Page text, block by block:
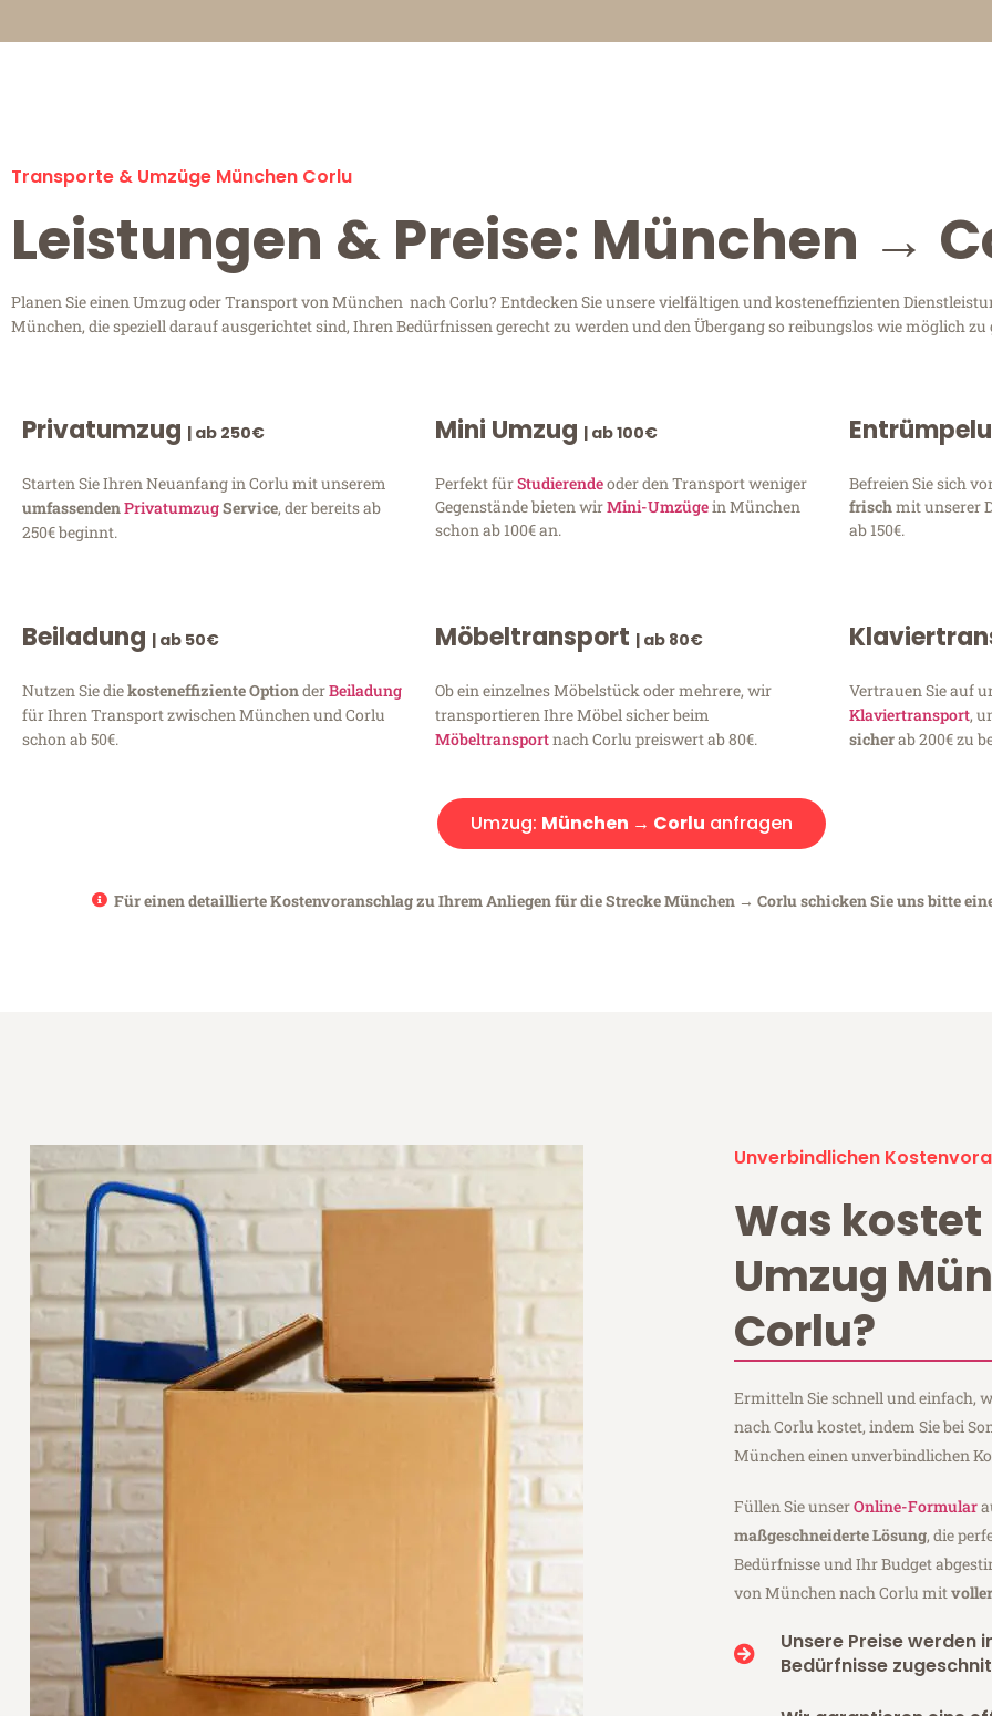
Transporte & Umzüge München Corlu
Leistungen & Preise: München →
Planen Sie einen Umzug oder Transport von München nach Corlu? Entdecken Sie unsere vielfältigen und kosteneffizienten
München, die speziell darauf ausgerichtet sind, Ihren Bedürfnissen gerecht zu werden und den Übergang so reibungslos wie möglich zu
Privatumzug | ab 250€
Starten Sie Ihren Neuanfang in Corlu mit unserem
umfassendenPrivatumzugService, der bereits ab
250€ beginnt.
Mini Umzug | ab 100€
Perfekt fürStudierendeoder den Transport weniger
Gegenstände bieten wirMini-Umzügein München
schon ab 100€ an.
Befreien Sie sich
frischmit unserer
ab 150€.
Beiladung | ab 50€
Nutzen Sie diekosteneffiziente OptionderBeiladung
für Ihren Transport zwischen München und Corlu
schon ab 50€.
Möbeltransport | ab 80€
Ob ein einzelnes Möbelstück oder mehrere, wir
transportieren Ihre Möbel sicher beim
Möbeltransportnach Corlu preiswert ab 80€.
Vertrauen Sie auf
Klaviertransport,
sicherab 200€ zu
Umzug: München → Corlu anfragen
Für einen detaillierte Kostenvoranschlag zu Ihrem Anliegen für die Strecke München → Corlu schicken Sie uns bitte
Unverbindlichen
Was kostet
Umzug
Corlu?
Ermitteln Sie schnell und einfach,
nach Corlu kostet, indem Sie bei
München einen unverbindlichen
Füllen Sie unserOnline-Formular
maßgeschneiderte Lösung, die
Bedürfnisse und Ihr Budget
von München nach Corlu mit
Unsere Preise werden
Bedürfnisse